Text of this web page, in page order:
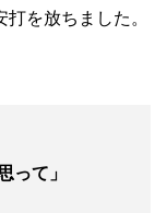
を放ちました。
って」